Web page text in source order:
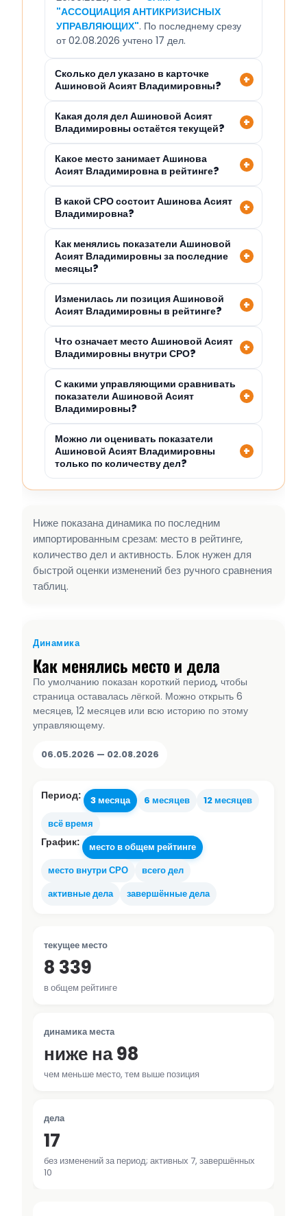
"АССОЦИАЦИЯ АНТИКРИЗИСНЫХ
УПРАВЛЯЮЩИХ". По последнему срезу
от 02.08.2026 учтено 17 дел.
Сколько дел указано в карточке
Ашиновой Асият Владимировны?
Какая доля дел Ашиновой Асият
Владимировны остаётся текущей?
Какое место занимает Ашинова
Асият Владимировна в рейтинге?
В какой СРО состоит Ашинова Асият
Владимировна?
Как менялись показатели Ашиновой
Асият Владимировны за последние
месяцы?
Изменилась ли позиция Ашиновой
Асият Владимировны в рейтинге?
Что означает место Ашиновой Асият
Владимировны внутри СРО?
С какими управляющими сравнивать
показатели Ашиновой Асият
Владимировны?
Можно ли оценивать показатели
Ашиновой Асият Владимировны
только по количеству дел?
Ниже показана динамика по последним
импортированным срезам: место в рейтинге,
количество дел и активность. Блок нужен для
быстрой оценки изменений без ручного сравнения
таблиц.
Динамика
Как менялись место и дела
По умолчанию показан короткий период, чтобы
страница оставалась лёгкой. Можно открыть 6
месяцев, 12 месяцев или всю историю по этому
управляющему.
06.05.2026 — 02.08.2026
Период: 3 месяца 6 месяцев
12 месяцев
всё время
График:
место в общем рейтинге
место внутри СРО
всего дел
активные дела
завершённые дела
текущее место
8 339
в общем рейтинге
динамика места
ниже на 98
чем меньше место, тем выше позиция
дела
17
без изменений за период; активных 7, завершённых
10